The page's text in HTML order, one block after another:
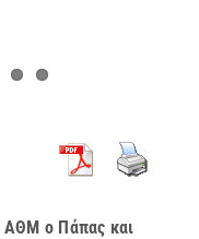
ο Πάπας και